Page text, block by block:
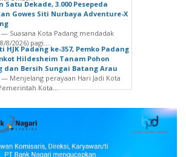
Satu Dekade, 3.000 Pesepeda
Gowes Siti Nurbaya Adventure-X
— Suasana Kota Padang mendadak
2026) pagi....
HJK Padang ke-357, Pemko Padang
Hildesheim Tanam Pohon
dan Bersih Sungai Batang Arau
— Menjelang perayaan Hari Jadi Kota
Kota...